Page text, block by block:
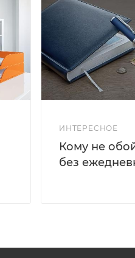
ИНТЕРЕСНОЕ
Кому не
без